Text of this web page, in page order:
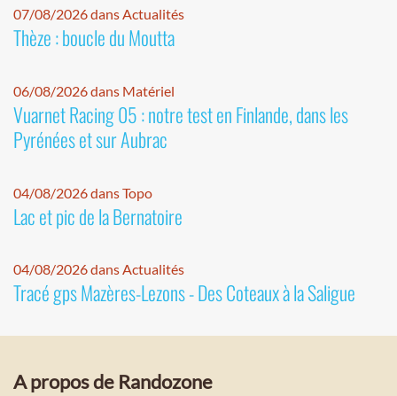
07/08/2026 dans Actualités
Thèze : boucle du Moutta
06/08/2026 dans Matériel
Vuarnet Racing 05 : notre test en Finlande, dans les
Pyrénées et sur Aubrac
04/08/2026 dans Topo
Lac et pic de la Bernatoire
04/08/2026 dans Actualités
Tracé gps Mazères-Lezons - Des Coteaux à la Saligue
A propos de Randozone